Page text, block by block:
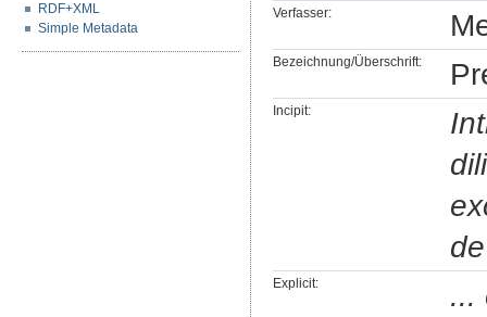
RDF+XML
Simple Metadata
Verfasser:
Bezeichnung/Überschrift:
Incipit:
Explicit:
...